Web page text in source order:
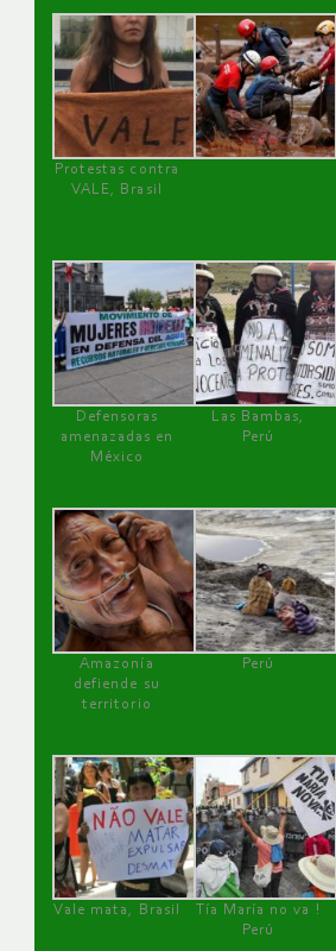
Protestas contra
VALE, Brasil
Defensoras
amenazadas en
México
Las Bambas,
Perú
Amazonía
defiende su
territorio
Perú
Vale mata, Brasil
Tía María no va !
Perú